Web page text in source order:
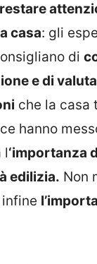
casa: gli
di
e di
che la casa
hanno
l‘importanza
edilizia. Non